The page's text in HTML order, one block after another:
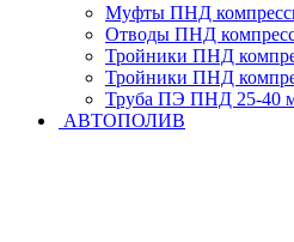
Муфты ПНД
Отводы ПНД
Тройники ПНД
Тройники ПНД
Труба ПЭ ПНД 25-40
АВТОПОЛИВ